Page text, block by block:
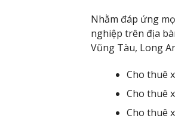
Nhằm đáp ứng
nghiệp trên địa
Vũng Tàu, Long
Cho thuê
Cho thuê
Cho thuê